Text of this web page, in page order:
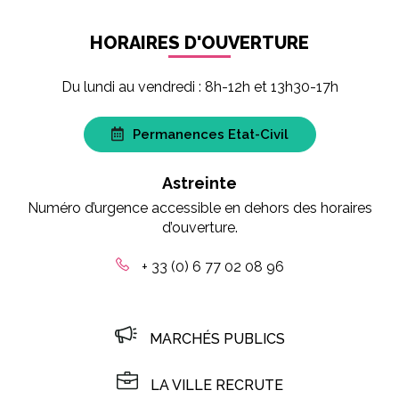
HORAIRES D'OUVERTURE
Du lundi au vendredi : 8h-12h et 13h30-17h
Permanences Etat-Civil
Astreinte
Numéro d’urgence accessible en dehors des horaires
d’ouverture.
+ 33 (0) 6 77 02 08 96
MARCHÉS PUBLICS
LA VILLE RECRUTE